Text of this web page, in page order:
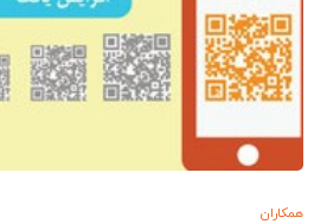
همکاران